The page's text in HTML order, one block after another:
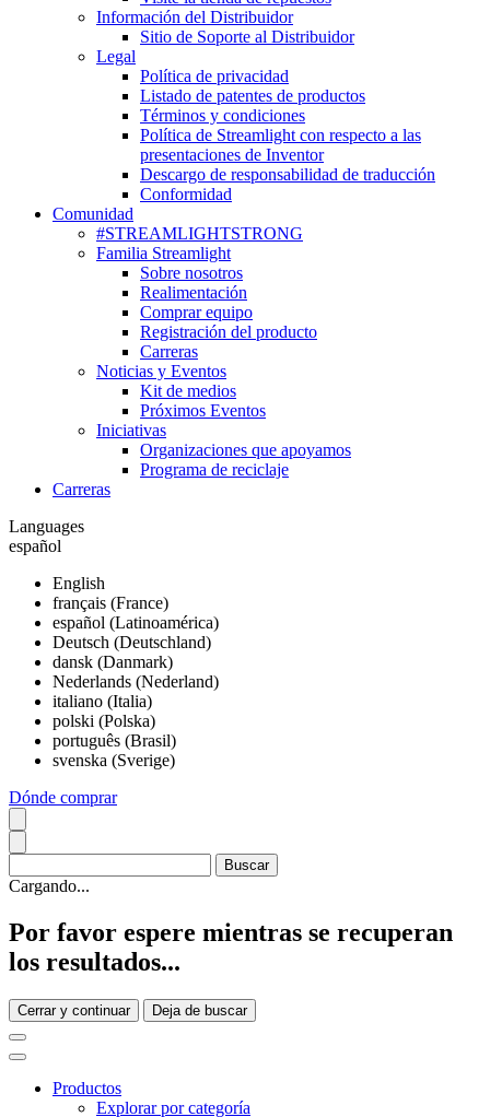
Información del Distribuidor
Sitio de Soporte al Distribuidor
Legal
Política de privacidad
Listado de patentes de productos
Términos y condiciones
Política de Streamlight con respecto a las
presentaciones de Inventor
Descargo de responsabilidad de traducción
Conformidad
Comunidad
#STREAMLIGHTSTRONG
Familia Streamlight
Sobre nosotros
Realimentación
Comprar equipo
Registración del producto
Carreras
Noticias y Eventos
Kit de medios
Próximos Eventos
Iniciativas
Organizaciones que apoyamos
Programa de reciclaje
Carreras
Languages
español
English
français (France)
español (Latinoamérica)
Deutsch (Deutschland)
dansk (Danmark)
Nederlands (Nederland)
italiano (Italia)
polski (Polska)
português (Brasil)
svenska (Sverige)
Dónde comprar
Cargando...
Por favor espere mientras se recuperan
los resultados...
Cerrar y continuar Deja de buscar
Productos
Explorar por categoría